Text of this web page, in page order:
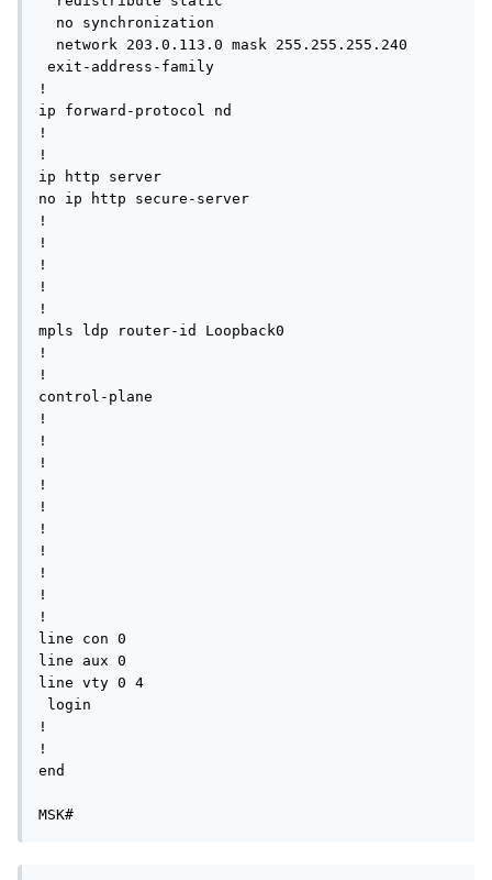
!
ip forward-protocol nd
!
!
ip http server
no ip http secure-server
!
!
!
!
!
mpls ldp router-id Loopback0
!
!
control-plane
!
!
!
!
!
!
!
!
!
!
line con 0
line aux 0
line vty 0 4
!
!
end
MSK#